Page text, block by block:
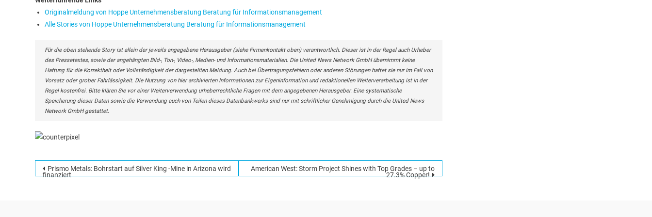
Originalmeldung von Hoppe Unternehmensberatung Beratung für Informationsmanagement
Alle Stories von Hoppe Unternehmensberatung Beratung für Informationsmanagement
Für die oben stehende Story ist allein der jeweils angegebene Herausgeber (siehe Firmenkontakt oben) verantwortlich. Dieser ist in der Regel auch Urheber
des Pressetextes, sowie der angehängten Bild-, Ton-, Video-, Medien- und Informationsmaterialien. Die United News Network GmbH übernimmt keine
Haftung für die Korrektheit oder Vollständigkeit der dargestellten Meldung. Auch bei Übertragungsfehlern oder anderen Störungen haftet sie nur im Fall von
Vorsatz oder grober Fahrlässigkeit. Die Nutzung von hier archivierten Informationen zur Eigeninformation und redaktionellen Weiterverarbeitung ist in der
Regel kostenfrei. Bitte klären Sie vor einer Weiterverwendung urheberrechtliche Fragen mit dem angegebenen Herausgeber. Eine systematische
Speicherung dieser Daten sowie die Verwendung auch von Teilen dieses Datenbankwerks sind nur mit schriftlicher Genehmigung durch die United News
Network GmbH gestattet.
Beitragsnavigation
Prismo Metals: Bohrstart auf Silver King -Mine in Arizona wird
finanziert
American West: Storm Project Shines with Top Grades – up to
27.3% Copper!